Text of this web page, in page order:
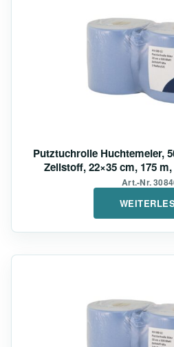
Putztuchrolle Huchtemeier,
Zellstoff, 22×35 cm, 175
Art.-Nr.